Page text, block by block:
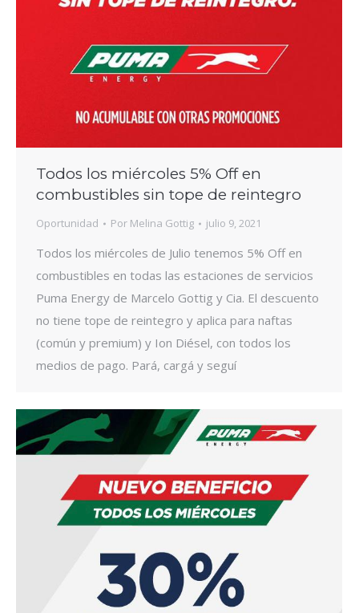
Todos los miércoles 5% Off en
combustibles sin tope de reintegro
Oportunidad Por Melina Gottig julio 9, 2021
Todos los miércoles de Julio tenemos 5% Off en
combustibles en todas las estaciones de servicios
Puma Energy de Marcelo Gottig y Cia. El descuento
no tiene tope de reintegro y aplica para naftas
(común y premium) y Ion Diésel, con todos los
medios de pago. Pará, cargá y seguí